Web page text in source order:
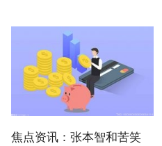
焦点资讯：张本智和苦笑